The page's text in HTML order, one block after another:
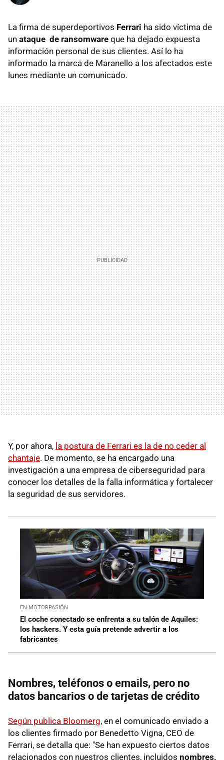
La firma de superdeportivos Ferrari ha sido víctima de
un ataque de ransomware que ha dejado expuesta
información personal de sus clientes. Así lo ha
informado la marca de Maranello a los afectados este
lunes mediante un comunicado.
Y, por ahora, la postura de Ferrari es la de no ceder al
chantaje. De momento, se ha encargado una
investigación a una empresa de ciberseguridad para
conocer los detalles de la falla informática y fortalecer
la seguridad de sus servidores.
EN MOTORPASIÓN
El coche conectado se enfrenta a su talón de Aquiles:
los hackers. Y esta guía pretende advertir a los
fabricantes
Nombres, teléfonos o emails, pero no
datos bancarios o de tarjetas de crédito
Según publica Bloomerg, en el comunicado enviado a
los clientes firmado por Benedetto Vigna, CEO de
Ferrari, se detalla que: "Se han expuesto ciertos datos
relacionados con nuestros clientes, incluidos nombres,